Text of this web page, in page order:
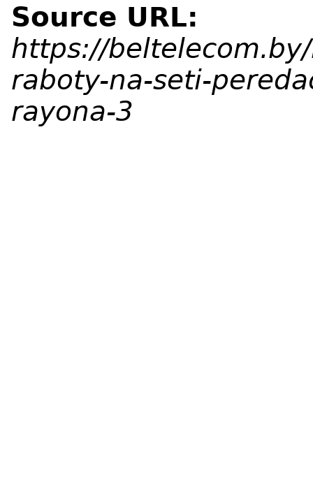
Source URL:
https://
raboty-na-seti-
rayona-3